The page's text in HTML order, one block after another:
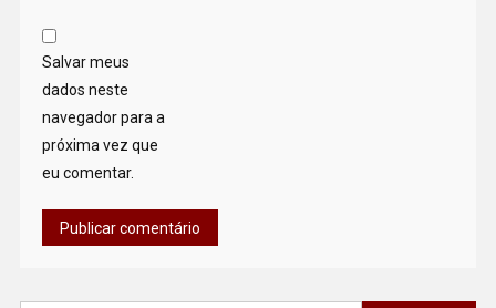
Salvar meus
dados neste
navegador para a
próxima vez que
eu comentar.